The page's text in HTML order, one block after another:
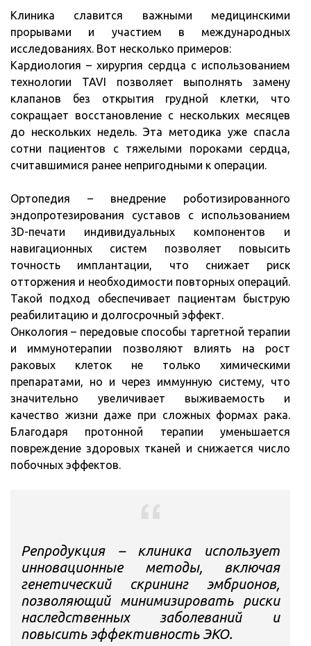
Клиника славится важными медицинскими
прорывами и участием в международных
исследованиях. Вот несколько примеров:
Кардиология – хирургия сердца с использованием
технологии TAVI позволяет выполнять замену
клапанов без открытия грудной клетки, что
сокращает восстановление с нескольких месяцев
до нескольких недель. Эта методика уже спасла
сотни пациентов с тяжелыми пороками сердца,
считавшимися ранее непригодными к операции.
Ортопедия – внедрение роботизированного
эндопротезирования суставов с использованием
3D-печати индивидуальных компонентов и
навигационных систем позволяет повысить
точность имплантации, что снижает риск
отторжения и необходимости повторных операций.
Такой подход обеспечивает пациентам быструю
реабилитацию и долгосрочный эффект.
Онкология – передовые способы таргетной терапии
и иммунотерапии позволяют влиять на рост
раковых клеток не только химическими
препаратами, но и через иммунную систему, что
значительно увеличивает выживаемость и
качество жизни даже при сложных формах рака.
Благодаря протонной терапии уменьшается
повреждение здоровых тканей и снижается число
побочных эффектов.
Репродукция – клиника использует
инновационные методы, включая
генетический скрининг эмбрионов,
позволяющий минимизировать риски
наследственных заболеваний и
повысить эффективность ЭКО.